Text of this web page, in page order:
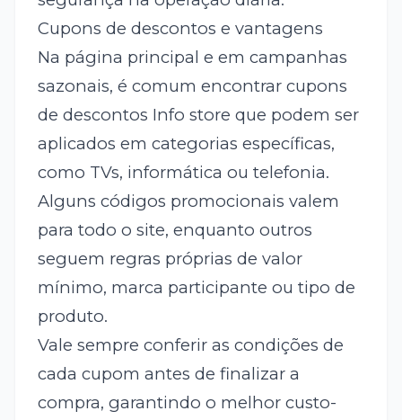
Cupons de descontos e vantagens
Na página principal e em campanhas
sazonais, é comum encontrar cupons
de descontos Info store que podem ser
aplicados em categorias específicas,
como TVs, informática ou telefonia.
Alguns códigos promocionais valem
para todo o site, enquanto outros
seguem regras próprias de valor
mínimo, marca participante ou tipo de
produto.
Vale sempre conferir as condições de
cada cupom antes de finalizar a
compra, garantindo o melhor custo-